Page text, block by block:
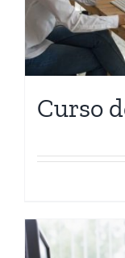
Curso